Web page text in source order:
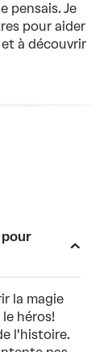
pensais. Je
pour aider
à découvrir
la magie
héros!
l'histoire.